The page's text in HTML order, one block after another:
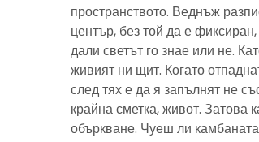
пространството. Веднъж
център, без той да е
дали светът го знае или не.
живият ни щит. Когато
след тях е да я запълнят не
крайна сметка, живот. Затова
объркване. Чуеш ли